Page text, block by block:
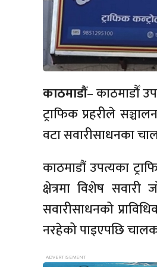
काठमाडौं– काठमाडौँ
ट्राफिक प्रहरीले
वटा सवारीसाधनका
काठमाडौं उपत्यका
क्षेत्रमा विशेष
सवारीसाधनको
नरहेको पाइएपछि